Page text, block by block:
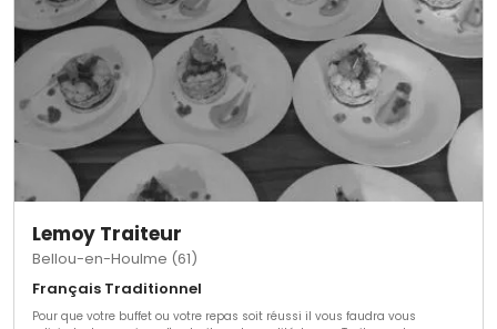
Lemoy Traiteur
Bellou-en-Houlme (61)
Français Traditionnel
Pour que votre buffet ou votre repas soit réussi il vous faudra vous